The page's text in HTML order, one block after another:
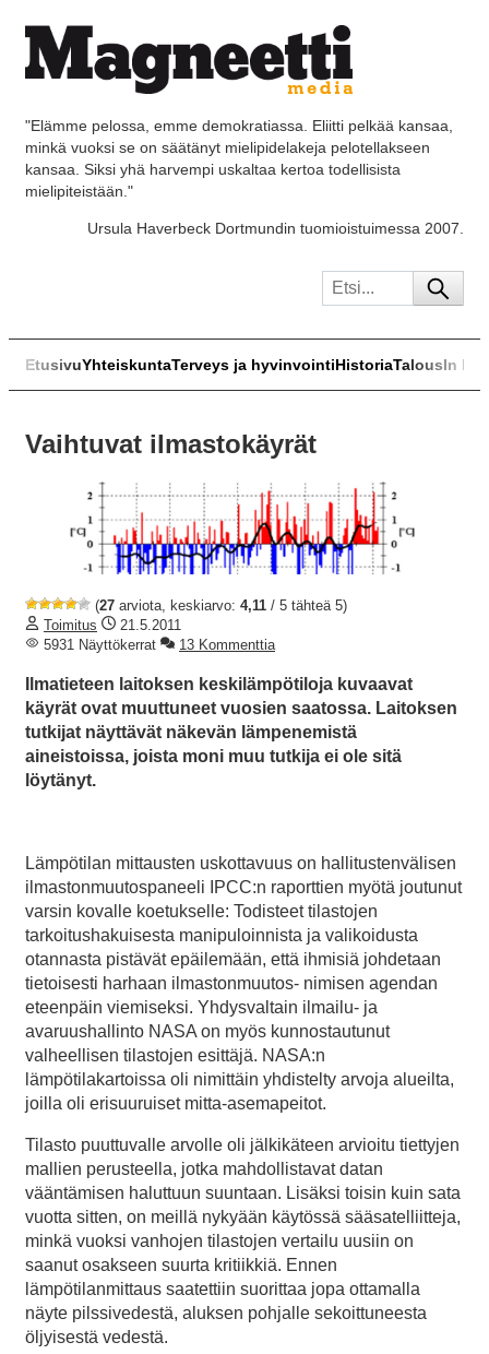
"Elämme pelossa, emme demokratiassa. Eliitti pelkää kansaa,
minkä vuoksi se on säätänyt mielipidelakeja pelotellakseen
kansaa. Siksi yhä harvempi uskaltaa kertoa todellisista
mielipiteistään."
Ursula Haverbeck Dortmundin tuomioistuimessa 2007.
EtusivuYhteiskuntaTerveys ja hyvinvointiHistoriaTalousIn
Vaihtuvat ilmastokäyrät
(27 arviota, keskiarvo: 4,11 / 5 tähteä 5)
Toimitus
21.5.2011
5931 Näyttökerrat
13 Kommenttia
Ilmatieteen laitoksen keskilämpötiloja kuvaavat
käyrät ovat muuttuneet vuosien saatossa. Laitoksen
tutkijat näyttävät näkevän lämpenemistä
aineistoissa, joista moni muu tutkija ei ole sitä
löytänyt.
Lämpötilan mittausten uskottavuus on hallitustenvälisen
ilmastonmuutospaneeli IPCC:n raporttien myötä joutunut
varsin kovalle koetukselle: Todisteet tilastojen
tarkoitushakuisesta manipuloinnista ja valikoidusta
otannasta pistävät epäilemään, että ihmisiä johdetaan
tietoisesti harhaan ilmastonmuutos- nimisen agendan
eteenpäin viemiseksi. Yhdysvaltain ilmailu- ja
avaruushallinto NASA on myös kunnostautunut
valheellisen tilastojen esittäjä. NASA:n
lämpötilakartoissa oli nimittäin yhdistelty arvoja alueilta,
joilla oli erisuuruiset mitta-asemapeitot.
Tilasto puuttuvalle arvolle oli jälkikäteen arvioitu tiettyjen
mallien perusteella, jotka mahdollistavat datan
vääntämisen haluttuun suuntaan. Lisäksi toisin kuin sata
vuotta sitten, on meillä nykyään käytössä sääsatelliitteja,
minkä vuoksi vanhojen tilastojen vertailu uusiin on
saanut osakseen suurta kritiikkiä. Ennen
lämpötilanmittaus saatettiin suorittaa jopa ottamalla
näyte pilssivedestä, aluksen pohjalle sekoittuneesta
öljyisestä vedestä.